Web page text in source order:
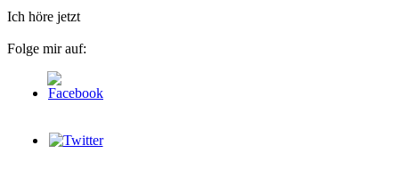
Ich höre jetzt
Folge mir auf: